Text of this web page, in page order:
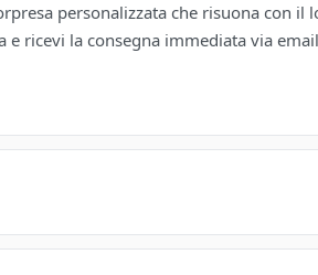
personalizzata che risuona con il
ricevi la consegna immediata via